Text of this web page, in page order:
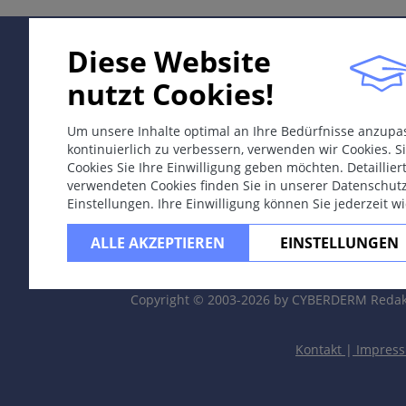
Diese Website
nutzt Cookies!
Um unsere Inhalte optimal an Ihre Bedürfnisse
kontinuierlich zu verbessern, verwenden wir Cookies.
Cookies Sie Ihre Einwilligung geben möchten.
verwendeten Cookies finden Sie in unserer
Einstellungen. Ihre Einwilligung können Sie jederzeit
ALLE AKZEPTIEREN EINSTELLUNGEN
Copyright © 2003-2026 by CYBERDERM
Kontakt |